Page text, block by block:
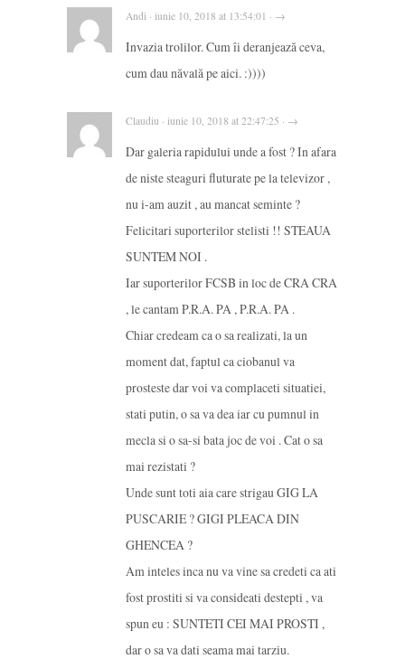
Andi · iunie 10, 2018 at 13:54:01 · →
Invazia trolilor. Cum îi deranjează ceva,
cum dau năvală pe aici. :))))
Claudiu · iunie 10, 2018 at 22:47:25 · →
Dar galeria rapidului unde a fost ? In afara
de niste steaguri fluturate pe la televizor ,
nu i-am auzit , au mancat seminte ?
Felicitari suporterilor stelisti !! STEAUA
SUNTEM NOI .
Iar suporterilor FCSB in loc de CRA CRA
, le cantam P.R.A. PA , P.R.A. PA .
Chiar credeam ca o sa realizati, la un
moment dat, faptul ca ciobanul va
prosteste dar voi va complaceti situatiei,
stati putin, o sa va dea iar cu pumnul in
mecla si o sa-si bata joc de voi . Cat o sa
mai rezistati ?
Unde sunt toti aia care strigau GIG LA
PUSCARIE ? GIGI PLEACA DIN
GHENCEA ?
Am inteles inca nu va vine sa credeti ca ati
fost prostiti si va consideati destepti , va
spun eu : SUNTETI CEI MAI PROSTI ,
dar o sa va dati seama mai tarziu.